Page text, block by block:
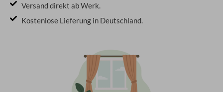
Versand direkt ab Werk.
Kostenlose Lieferung in Deutschland.